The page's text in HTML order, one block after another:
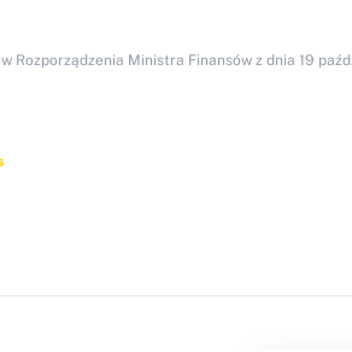
Ministra Finansów z dnia 19